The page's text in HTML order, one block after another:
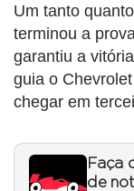
Um tanto
terminou a
garantiu a
guia o
chegar em
Faça
de